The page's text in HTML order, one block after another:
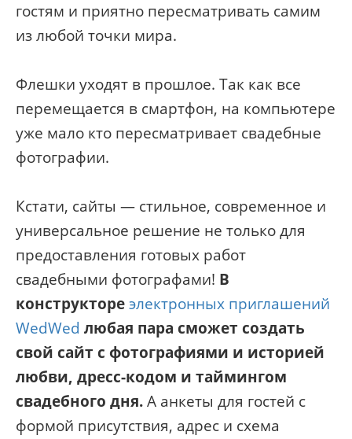
гостям и приятно пересматривать самим
из любой точки мира.
Флешки уходят в прошлое. Так как все
перемещается в смартфон, на компьютере
уже мало кто пересматривает свадебные
фотографии.
Кстати, сайты — стильное, современное и
универсальное решение не только для
предоставления готовых работ
свадебными фотографами! В
конструктореэлектронных приглашений
WedWed любая пара сможет создать
свой сайт с фотографиями и историей
любви, дресс-кодом и таймингом
свадебного дня.А анкеты для гостей с
формой присутствия, адрес и схема